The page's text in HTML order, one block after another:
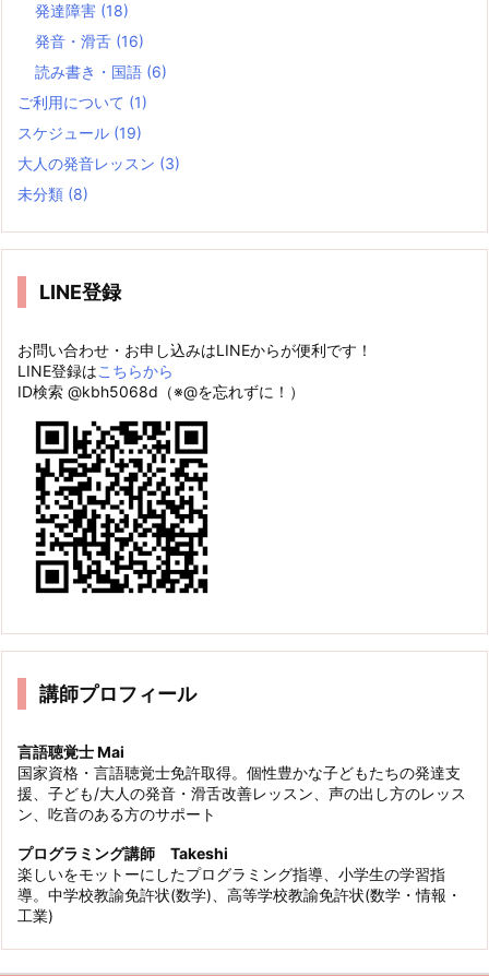
発達障害 (18)
発音・滑舌 (16)
読み書き・国語 (6)
ご利用について (1)
スケジュール (19)
大人の発音レッスン (3)
未分類 (8)
LINE登録
お問い合わせ・お申し込みはLINEからが便利です！
LINE登録はこちらから
ID検索 @kbh5068d（※@を忘れずに！）
講師プロフィール
言語聴覚士 Mai
国家資格・言語聴覚士免許取得。個性豊かな子どもたちの発達支
援、子ども/大人の発音・滑舌改善レッスン、声の出し方のレッス
ン、吃音のある方のサポート
プログラミング講師 Takeshi
楽しいをモットーにしたプログラミング指導、小学生の学習指
導。中学校教諭免許状(数学)、高等学校教諭免許状(数学・情報・
工業)